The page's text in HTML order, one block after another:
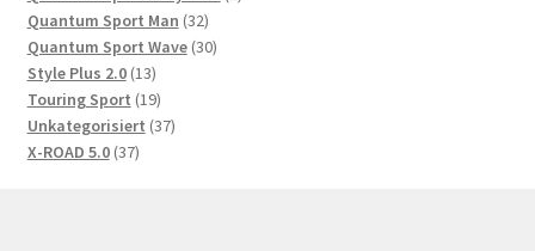
Quantum Sport Man 3232
Produkte
Quantum Sport Wave 3030
Style Plus 2.0 1313
Produkte
Touring Sport 1919
Produkte
Unkategorisiert 3737
X-ROAD 5.0 3737